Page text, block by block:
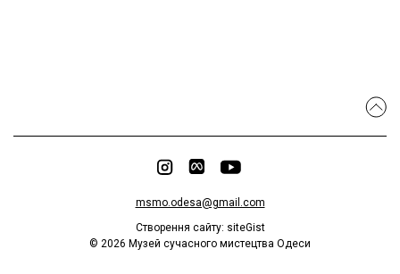
msmo.odesa@gmail.com
Створення сайту: siteGist
© 2026 Музей сучасного мистецтва Одеси